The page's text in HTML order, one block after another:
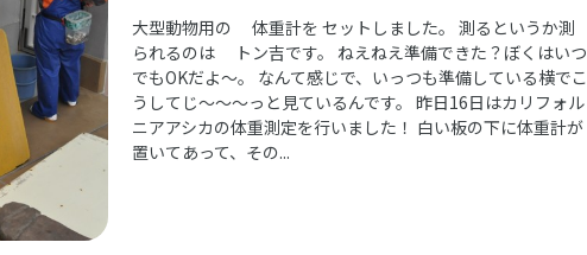
大型動物用の 体重計を セットしました。 測るというか測
られるのは トン吉です。 ねえねえ準備できた？ぼくはいつ
でもOKだよ～。 なんて感じで、いっつも準備している横でこ
うしてじ～～～っと見ているんです。 昨日16日はカリフォル
ニアアシカの体重測定を行いました！ 白い板の下に体重計が
置いてあって、その...